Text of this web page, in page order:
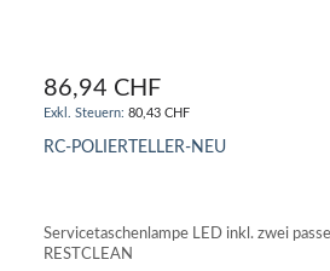
86,94 CHF
80,43 CHF
RC-POLIERTELLER-NEU
Servicetaschenlampe LED inkl. zwei
RESTCLEAN